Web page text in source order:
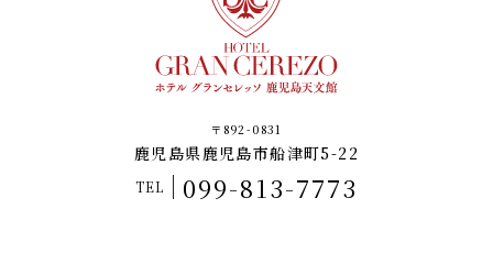
〒892-0831
鹿児島県鹿児島市船津町5-22
TEL 099-813-7773